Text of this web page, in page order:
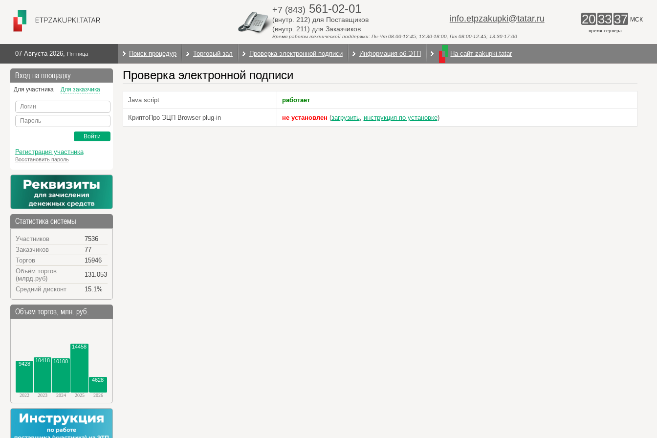
+7 (843) 561-02-01
(внутр. 212) для Поставщиков
(внутр. 211) для Заказчиков
info.etpzakupki@tatar.ru
Время работы технической поддержки: Пн-Чт 08:00-12:45; 13:30-18:00, Пт 08:00-12:45; 13:30-17:00
20 33 37 МСК
время сервера
07 Августа 2026, Пятница Поиск процедур Торговый зал Проверка электронной подписи Информация об ЭТП На сайт zakupki.tatar
Вход на площадку
Для участника Для заказчика
Логин
Пароль
Войти
Регистрация участника
Восстановить пароль
Статистика системы
Участников
7536
Заказчиков
77
Торгов
15946
Объём торгов
(млрд.руб)
131.053
Средний дисконт
15.1%
Объем торгов, млн. руб.
9428
10418 10100
14458
4628
2022 2023 2024 2025 2026
Проверка электронной подписи
Java script работает
КриптоПро ЭЦП Browser plug-in не установлен (загрузить, инструкция по установке)